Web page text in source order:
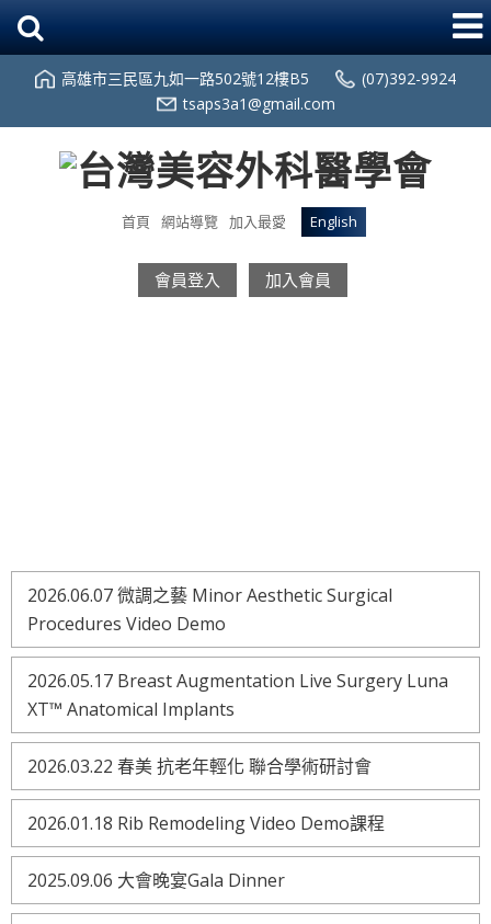
高雄市三民區九如一路502號12樓B5
(07)392-9924
tsaps3a1@gmail.com
首頁 網站導覽 加入最愛 English
會員登入 加入會員
2026.06.07 微調之藝 Minor Aesthetic Surgical
Procedures Video Demo
2026.05.17 Breast Augmentation Live Surgery Luna
XT™ Anatomical Implants
2026.03.22 春美 抗老年輕化 聯合學術研討會
2026.01.18 Rib Remodeling Video Demo課程
2025.09.06 大會晚宴Gala Dinner